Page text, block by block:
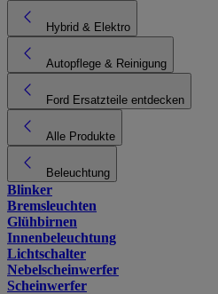
Hybrid & Elektro
Autopflege & Reinigung
Ford Ersatzteile entdecken
Alle Produkte
Beleuchtung
Blinker
Bremsleuchten
Glühbirnen
Innenbeleuchtung
Lichtschalter
Nebelscheinwerfer
Scheinwerfer